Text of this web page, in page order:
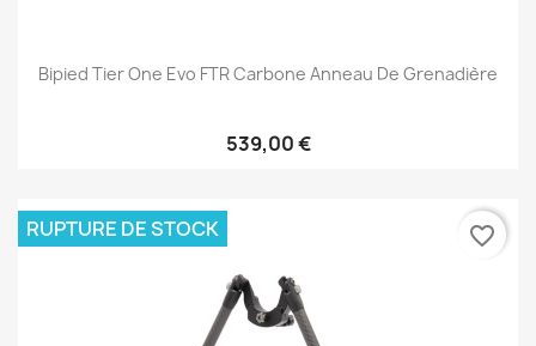
Bipied Tier One Evo FTR Carbone Anneau De Grenadière
539,00 €
RUPTURE DE STOCK favorite_border